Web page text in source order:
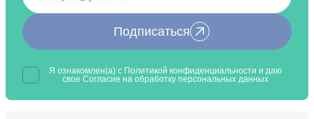
Подписаться
Я ознакомлен(а) с Политикой конфиденциальности и даю
свое Согласие на обработку персональных данных